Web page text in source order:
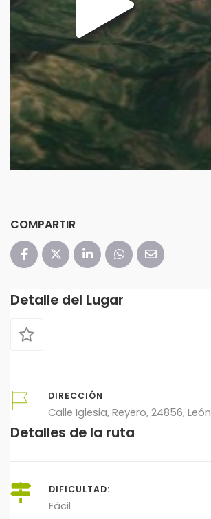
COMPARTIR
Detalle del Lugar
DIRECCIÓN
Calle Iglesia, Reyero, 24856, León
Detalles de la ruta
DIFICULTAD:
Fácil